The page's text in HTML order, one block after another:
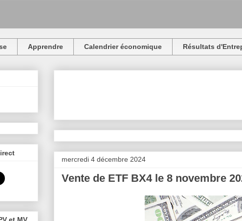
Apprendre Calendrier économique Résultats
mercredi 4 décembre 2024
Vente de ETF BX4 le 8 novembre